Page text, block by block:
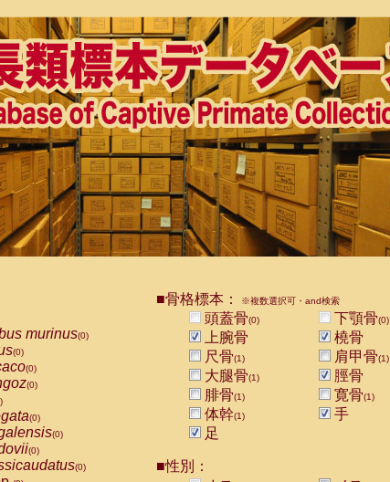
murinus(0)
(0)
(0)
(0)
(0)
(0)
(0)
(0)
■骨格標本： ※複数選択可・and検索
頭蓋骨(0) 下顎骨(0)
上腕骨
橈骨
尺骨(1) 肩甲骨(1)
大腿骨(1)
脛骨
腓骨(1) 寛骨(1)
体幹(1)
手
足
■性別：